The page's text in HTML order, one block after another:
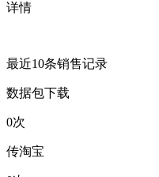
详情
最近10条销售记录
数据包下载
0次
传淘宝